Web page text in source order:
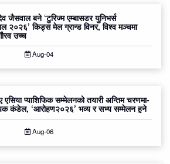
जैसवाल बने ‘टुरिज्म एम्बासडर युनिभर्स
२०२६’ किड्स मेल ग्रान्ड विनर, विश्व मञ्चमा
उच्च
Aug-04
प्याशिफिक सम्मेलनको तयारी अन्तिम चरणमा-
कंडेल, ‘आरोहण२०२६’ भव्य र सभ्य सम्मेलन हुने
Aug-06